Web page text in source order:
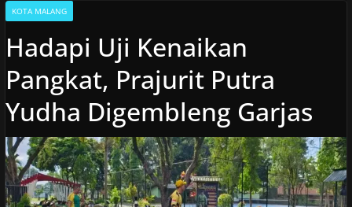
KOTA MALANG
Hadapi Uji Kenaikan
Pangkat, Prajurit Putra
Yudha Digembleng Garjas